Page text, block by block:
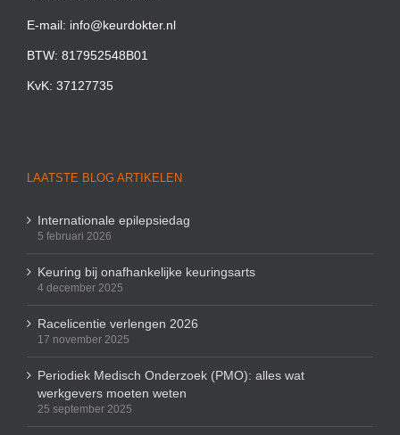
E-mail: info@keurdokter.nl
BTW: 817952548B01
KvK: 37127735
LAATSTE BLOG ARTIKELEN
Internationale epilepsiedag
5 februari 2026
Keuring bij onafhankelijke keuringsarts
4 december 2025
Racelicentie verlengen 2026
17 november 2025
Periodiek Medisch Onderzoek (PMO): alles wat
werkgevers moeten weten
25 september 2025